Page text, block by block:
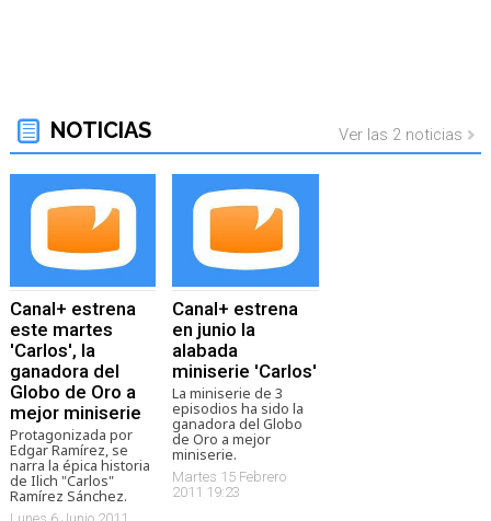
NOTICIAS Ver las 2 noticias
Canal+ estrena
este martes
'Carlos', la
ganadora del
Globo de Oro a
mejor miniserie
Protagonizada por
Edgar Ramírez, se
narra la épica historia
de Ilich "Carlos"
Ramírez Sánchez.
Canal+ estrena
en junio la
alabada
miniserie 'Carlos'
La miniserie de 3
episodios ha sido la
ganadora del Globo
de Oro a mejor
miniserie.
Martes 15 Febrero
2011 19:23